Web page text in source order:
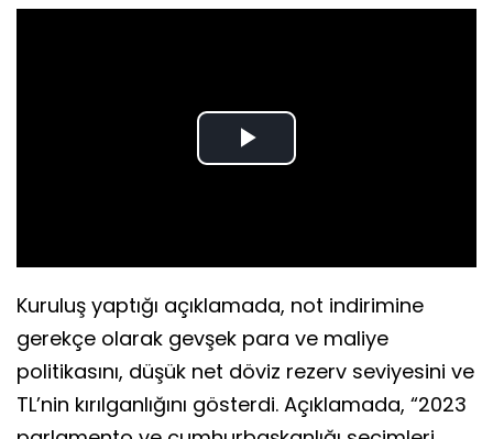
Play
Kuruluş yaptığı açıklamada, not indirimine
gerekçe olarak gevşek para ve maliye
politikasını, düşük net döviz rezerv seviyesini ve
TL’nin kırılganlığını gösterdi. Açıklamada, “2023